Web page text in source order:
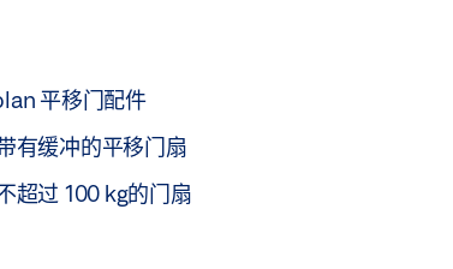
平移门配件
有缓冲的平移门扇
超过 100 kg的门扇